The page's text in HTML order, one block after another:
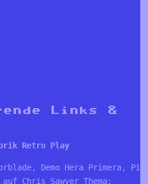
Links &
Retro Play
Demo Hera Primera,
Chris Sawyer Thema: